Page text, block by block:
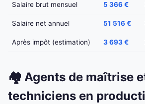
Salaire brut mensuel 5 366 €
Salaire net annuel 51 516 €
Après impôt (estimation) 3 693 €
🏘️ Agents de maîtrise
techniciens en